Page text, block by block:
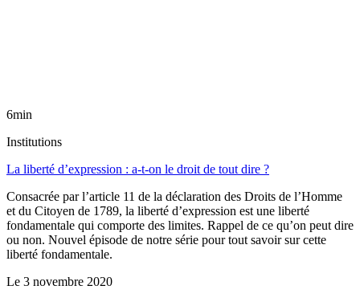
6min
Institutions
La liberté d’expression : a-t-on le droit de tout dire ?
Consacrée par l’article 11 de la déclaration des Droits de l’Homme
et du Citoyen de 1789, la liberté d’expression est une liberté
fondamentale qui comporte des limites. Rappel de ce qu’on peut dire
ou non. Nouvel épisode de notre série pour tout savoir sur cette
liberté fondamentale.
Le 3 novembre 2020